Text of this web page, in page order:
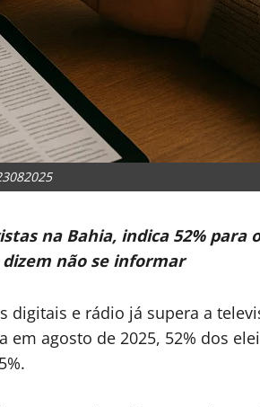
na Bahia, indica 52%
dizem não se informar
digitais e rádio já supera a
agosto de 2025, 52% dos